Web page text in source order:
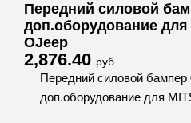
Передний силовой
доп.оборудование для
OJeep
2,876.40 руб.
Передний силовой бампер
доп.оборудование для